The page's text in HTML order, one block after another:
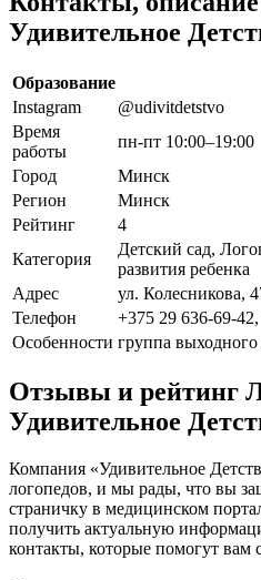
Удивительное
Образование
Instagram
@udivitdetstvo
Время
работы
пн-пт 10:00–19:00
Город
Минск
Регион
Минск
Рейтинг
4
Категория
Детский сад,
развития ребенка
Адрес
ул. Колесникова,
Телефон
+375 29 636-69-
Особенности группа
Отзывы и рейтинг
Удивительное
Компания «Удивительное
логопедов, и мы рады, что вы
страничку в медицинском
получить актуальную
контакты, которые помогут вам